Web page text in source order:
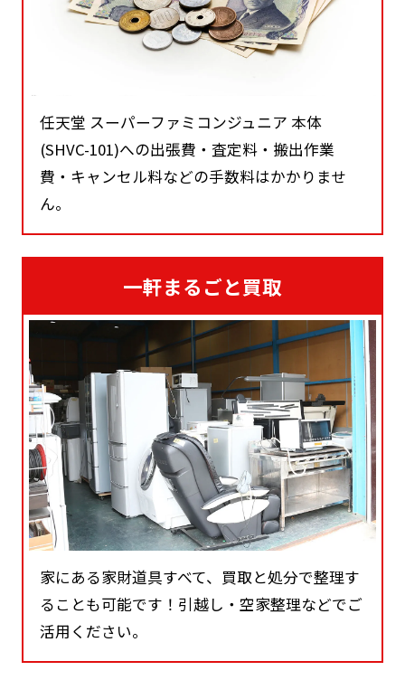
任天堂 スーパーファミコンジュニア 本体
(SHVC-101)への出張費・査定料・搬出作業
費・キャンセル料などの手数料はかかりませ
ん。
一軒まるごと買取
家にある家財道具すべて、買取と処分で整理す
ることも可能です！引越し・空家整理などでご
活用ください。